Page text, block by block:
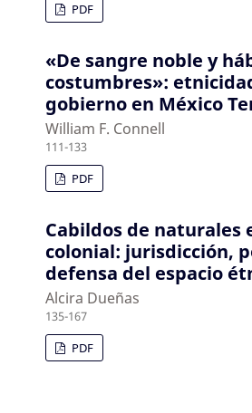
PDF
«De sangre noble y
costumbres»:
gobierno en México
William F. Connell
111-133
PDF
Cabildos de naturales
colonial: jurisdicción,
defensa del espacio
Alcira Dueñas
135-167
PDF